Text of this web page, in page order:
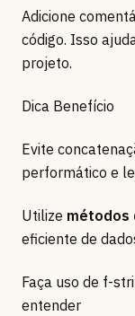
Adicione
código. Isso
projeto.
Dica Benefício
Evite
performático e
Utilize métodos
eficiente de
Faça uso de f-
entender